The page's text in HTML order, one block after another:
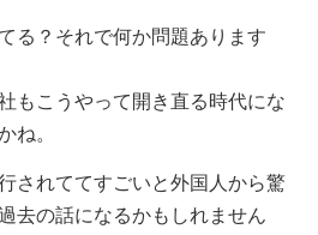
る？それで何か問題あります
もこうやって開き直る時代にな
ね。
されててすごいと外国人から驚
去の話になるかもしれません